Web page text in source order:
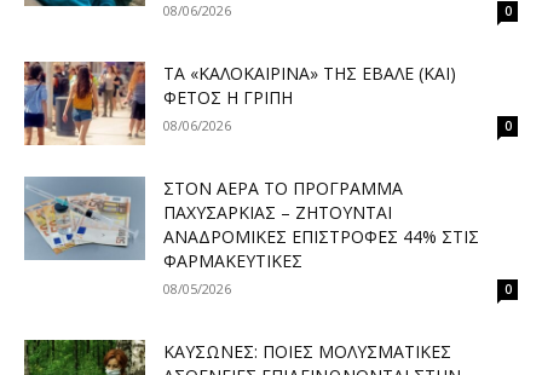
08/06/2026 0
ΤΑ «ΚΑΛΟΚΑΙΡΙΝΆ» ΤΗΣ ΈΒΑΛΕ (ΚΑΙ)
ΦΈΤΟΣ Η ΓΡΊΠΗ
08/06/2026 0
ΣΤΟΝ ΑΈΡΑ ΤΟ ΠΡΌΓΡΑΜΜΑ
ΠΑΧΥΣΑΡΚΊΑΣ – ΖΗΤΟΎΝΤΑΙ
ΑΝΑΔΡΟΜΙΚΈΣ ΕΠΙΣΤΡΟΦΈΣ 44% ΣΤΙΣ
ΦΑΡΜΑΚΕΥΤΙΚΈΣ
08/05/2026 0
ΚΑΎΣΩΝΕΣ: ΠΟΙΕΣ ΜΟΛΥΣΜΑΤΙΚΈΣ